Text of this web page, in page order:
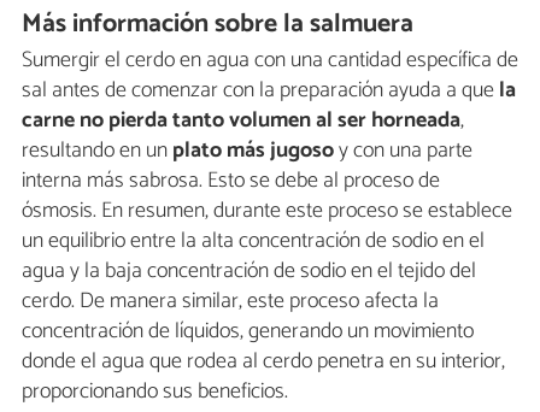
Más información sobre la salmuera
Sumergir el cerdo en agua con una cantidad específica de
sal antes de comenzar con la preparación ayuda a quela
carne no pierda tanto volumen al ser horneada,
resultando en unplato más jugosoy con una parte
interna más sabrosa. Esto se debe al proceso de
ósmosis. En resumen, durante este proceso se establece
un equilibrio entre la alta concentración de sodio en el
agua y la baja concentración de sodio en el tejido del
cerdo. De manera similar, este proceso afecta la
concentración de líquidos, generando un movimiento
donde el agua que rodea al cerdo penetra en su interior,
proporcionando sus beneficios.